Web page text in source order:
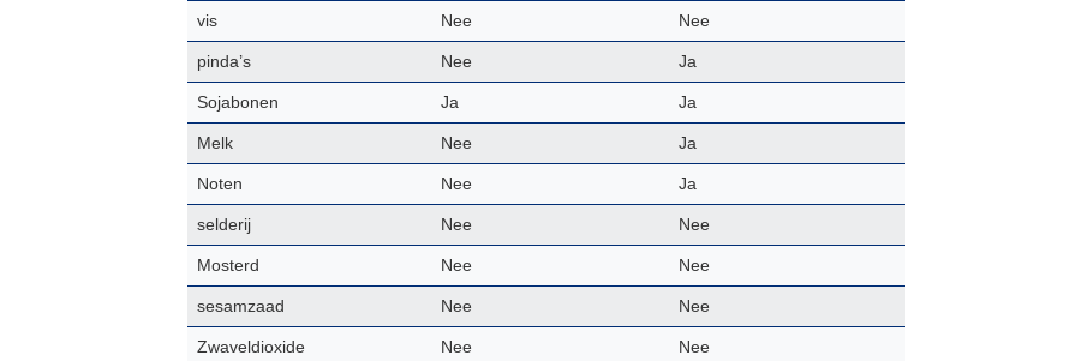
vis Nee Nee
pinda’s Nee Ja
Sojabonen Ja Ja
Melk Nee Ja
Noten Nee Ja
selderij Nee Nee
Mosterd Nee Nee
sesamzaad Nee Nee
Zwaveldioxide Nee Nee